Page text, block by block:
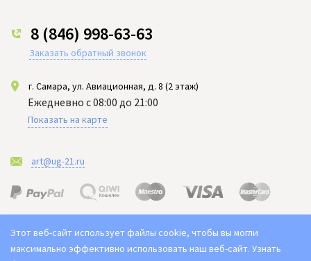
8 (846) 998-63-63
Заказать обратный звонок
г. Самара, ул. Авиационная, д. 8 (2 этаж)
Ежедневно с 08:00 до 21:00
Показать на карте
art@ug-21.ru
Этот веб-сайт использует файлы cookie, чтобы вы могли
максимально эффективно использовать наш веб-сайт. Узнать